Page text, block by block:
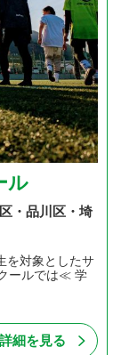
ル
・品川区・埼
を対象としたサ
ールでは≪ 学
細を見る